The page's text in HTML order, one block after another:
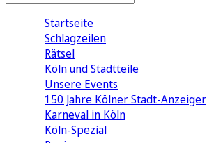
Startseite
Schlagzeilen
Rätsel
Köln und Stadtteile
Unsere Events
150 Jahre Kölner Stadt-Anzeiger
Karneval in Köln
Köln-Spezial